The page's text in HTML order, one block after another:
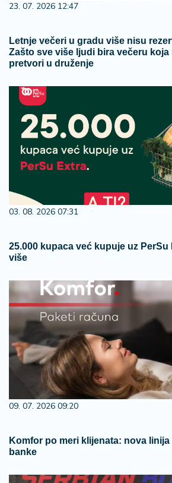
23. 07. 2026 12:47
Letnje večeri u gradu više nisu
Zašto sve više ljudi bira večeru
pretvori u druženje
03. 08. 2026 07:31
25.000 kupaca već kupuje uz PerSu
više
09. 07. 2026 09:20
Komfor po meri klijenata: nova linija
banke